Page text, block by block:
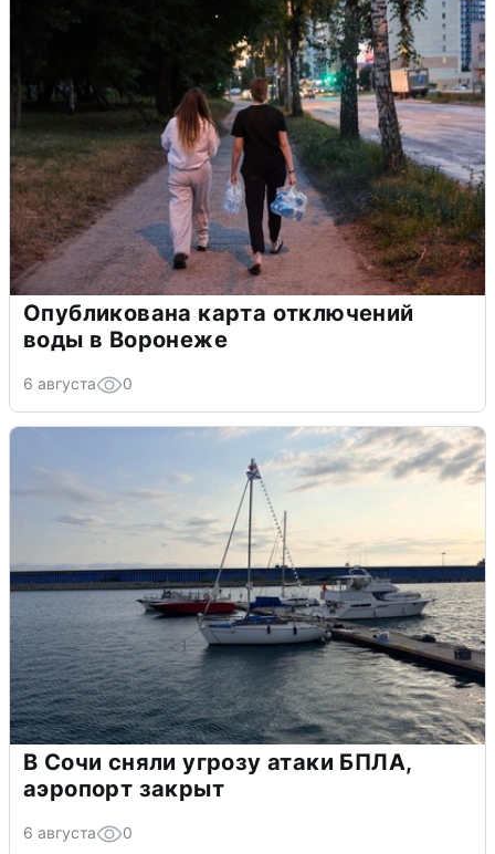
Опубликована карта отключений
воды в Воронеже
6 августа 0
В Сочи сняли угрозу атаки БПЛА,
аэропорт закрыт
6 августа 0